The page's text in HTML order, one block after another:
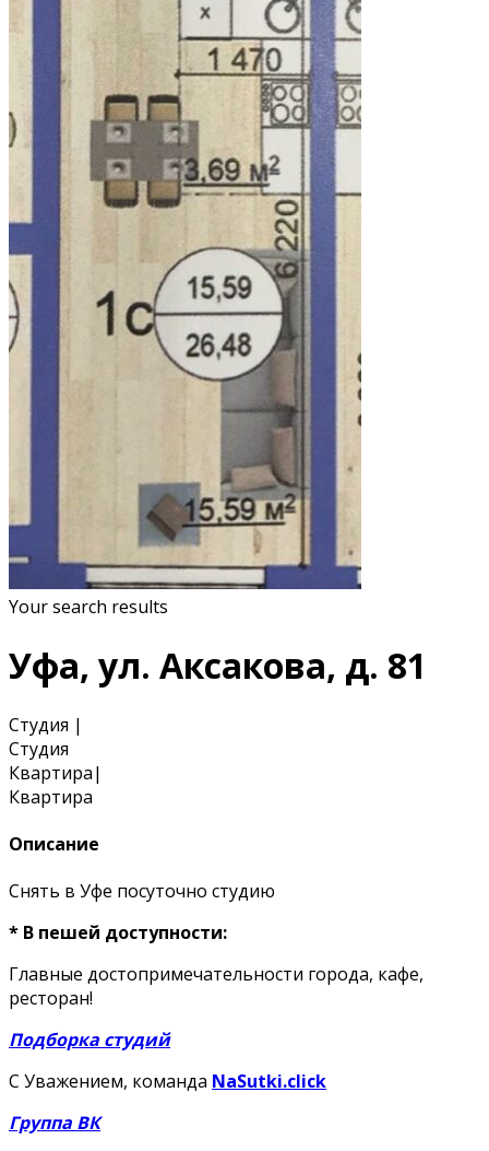
Your search results
Уфа, ул. Аксакова, д. 81
Студия |
Студия
Квартира|
Квартира
Описание
Снять в Уфе посуточно студию
* В пешей доступности:
Главные достопримечательности города, кафе,
ресторан!
Подборка студий
С Уважением, команда NaSutki.click
Группа ВК